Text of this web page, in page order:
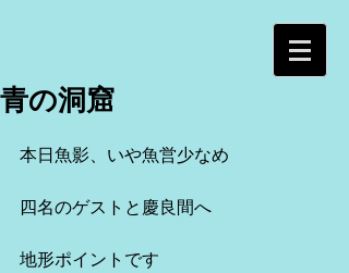
青の洞窟
本日魚影、いや魚営少なめ
四名のゲストと慶良間へ
地形ポイントです